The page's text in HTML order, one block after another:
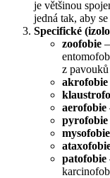
je většinou
jedná tak, aby
Specifické
zoofobie
z
akrofobie
aerofobie
pyrofobie
mysofobie
patofobie